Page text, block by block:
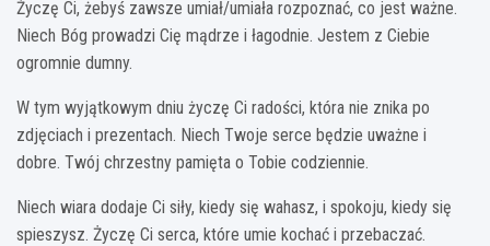
Życzę Ci, żebyś zawsze umiał/umiała rozpoznać, co jest ważne.
Niech Bóg prowadzi Cię mądrze i łagodnie. Jestem z Ciebie
ogromnie dumny.
W tym wyjątkowym dniu życzę Ci radości, która nie znika po
zdjęciach i prezentach. Niech Twoje serce będzie uważne i
dobre. Twój chrzestny pamięta o Tobie codziennie.
Niech wiara dodaje Ci siły, kiedy się wahasz, i spokoju, kiedy się
spieszysz. Życzę Ci serca, które umie kochać i przebaczać.